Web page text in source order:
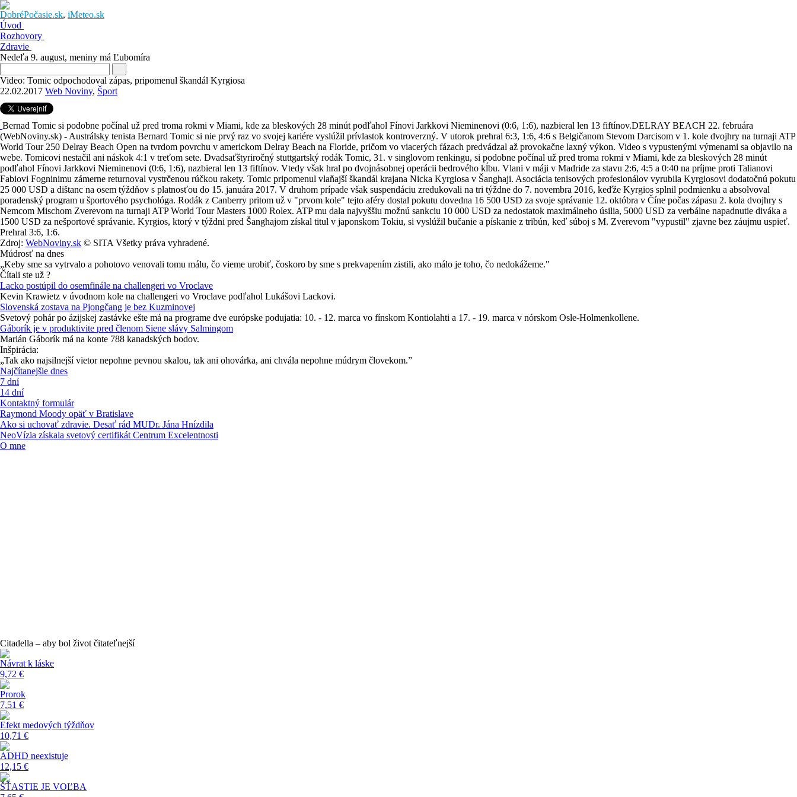
DobréPočasie.sk, iMeteo.sk
Úvod
Rozhovory
Zdravie
Nedeľa 9. august, meniny má Ľubomíra
Video: Tomic odpochodoval zápas, pripomenul škandál Kyrgiosa
22.02.2017 Web Noviny, Šport
Bernad Tomic si podobne počínal už pred troma rokmi v Miami, kde za bleskových 28 minút podľahol Fínovi Jarkkovi Nieminenovi (0:6, 1:6), nazbieral len 13 fiftínov.DELRAY BEACH 22. februára
(WebNoviny.sk) - Austrálsky tenista Bernard Tomic si nie prvý raz vo svojej kariére vyslúžil prívlastok kontroverzný. V utorok prehral 6:3, 1:6, 4:6 s Belgičanom Stevom Darcisom v 1. kole dvojhry na turnaji ATP
World Tour 250 Delray Beach Open na tvrdom povrchu v americkom Delray Beach na Floride, pričom vo viacerých fázach predvádzal až provokačne laxný výkon. Video s vypustenými výmenami sa objavilo na
webe. Tomicovi nestačil ani náskok 4:1 v treťom sete. Dvadsaťštyriročný stuttgartský rodák Tomic, 31. v singlovom renkingu, si podobne počínal už pred troma rokmi v Miami, kde za bleskových 28 minút
podľahol Fínovi Jarkkovi Nieminenovi (0:6, 1:6), nazbieral len 13 fiftínov. Vtedy však hral po dvojnásobnej operácii bedrového kĺbu. Vlani v máji v Madride za stavu 2:6, 4:5 a 0:40 na príjme proti Talianovi
Fabiovi Fogninimu zámerne returnoval vystrčenou rúčkou rakety. Tomic pripomenul vlaňajší škandál krajana Nicka Kyrgiosa v Šanghaji. Asociácia tenisových profesionálov vyrubila Kyrgiosovi dodatočnú pokutu
25 000 USD a dištanc na osem týždňov s platnosťou do 15. januára 2017. V druhom prípade však suspendáciu zredukovali na tri týždne do 7. novembra 2016, keďže Kyrgios splnil podmienku a absolvoval
poradenský program u športového psychológa. Rodák z Canberry pritom už v "prvom kole" tejto aféry dostal pokutu dovedna 16 500 USD za svoje správanie 12. októbra v Číne počas zápasu 2. kola dvojhry s
Nemcom Mischom Zverevom na turnaji ATP World Tour Masters 1000 Rolex. ATP mu dala najvyššiu možnú sankciu 10 000 USD za nedostatok maximálneho úsilia, 5000 USD za verbálne napadnutie diváka a
1500 USD za nešportové správanie. Kyrgios, ktorý v týždni pred Šanghajom získal titul v japonskom Tokiu, si vyslúžil bučanie a pískanie z tribún, keď súboj s M. Zverevom "vypustil" zjavne bez záujmu uspieť.
Prehral 3:6, 1:6.
Zdroj: WebNoviny.sk © SITA Všetky práva vyhradené.
Múdrosť na dnes
„Keby sme sa vytrvalo a pohotovo venovali tomu málu, čo vieme urobiť, čoskoro by sme s prekvapením zistili, ako málo je toho, čo nedokážeme."
Čítali ste už ?
Lacko postúpil do osemfinále na challengeri vo Vroclave
Kevin Krawietz v úvodnom kole na challengeri vo Vroclave podľahol Lukášovi Lackovi.
Slovenská zostava na Pjongčang je bez Kuzminovej
Svetový pohár po ázijskej zastávke ešte má na programe dve európske podujatia: 10. - 12. marca vo fínskom Kontiolahti a 17. - 19. marca v nórskom Osle-Holmenkollene.
Gáborík je v produktivite pred členom Siene slávy Salmingom
Marián Gáborík má na konte 788 kanadských bodov.
Inšpirácia:
„Tak ako najsilnejší vietor nepohne pevnou skalou, tak ani ohovárka, ani chvála nepohne múdrym človekom.”
Najčítanejšie dnes
7 dní
14 dní
Kontaktný formulár
Raymond Moody opäť v Bratislave
Ako si uchovať zdravie. Desať rád MUDr. Jána Hnízdila
NeoVízia získala svetový certifikát Centrum Excelentnosti
O mne
Citadella – aby bol život čitateľnejší
Návrat k láske
9,72 €
Prorok
7,51 €
Efekt medových týždňov
10,71 €
ADHD neexistuje
12,15 €
ŠŤASTIE JE VOĽBA